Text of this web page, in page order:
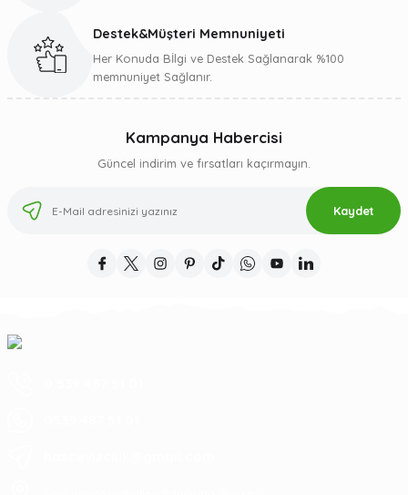
Destek&Müşteri Memnuniyeti
Her Konuda Bİlgi ve Destek Sağlanarak %100
memnuniyet Sağlanır.
Kampanya Habercisi
Güncel indirim ve fırsatları kaçırmayın.
Kaydet